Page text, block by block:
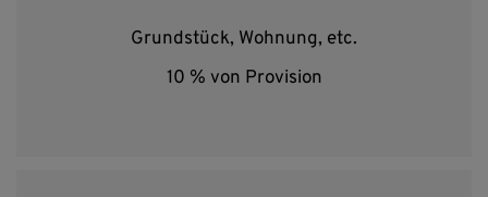
Grundstück, Wohnung, etc.
10 % von Provision